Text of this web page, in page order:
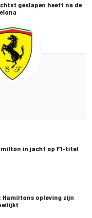
geslapen heeft na de
in jacht op F1-titel
Hamiltons opleving zijn